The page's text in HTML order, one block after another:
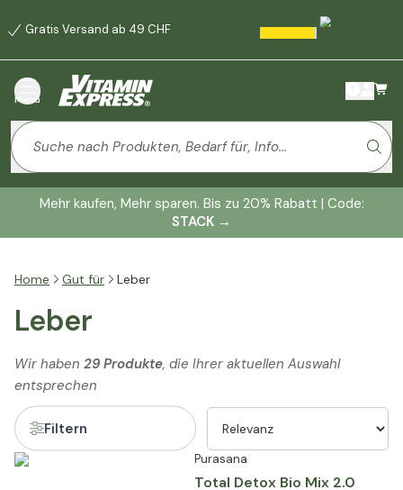
Gratis Versand ab 49 CHF
Menü
Mehr kaufen, Mehr sparen. Bis zu 20% Rabatt | Code:
STACK →
Home Gut für Leber
Leber
Wir haben 29 Produkte, die Ihrer aktuellen Auswahl
entsprechen
Filtern
Purasana
Total Detox Bio Mix 2.0